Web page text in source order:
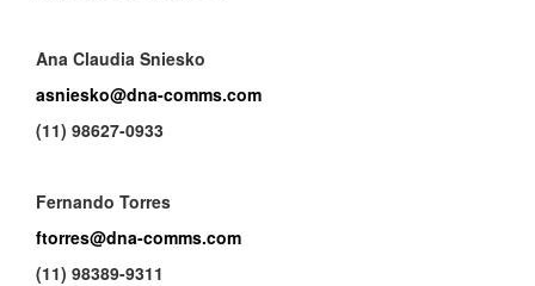
Ana Claudia Sniesko
asniesko@dna-comms.com
(11) 98627-0933
Fernando Torres
ftorres@dna-comms.com
(11) 98389-9311